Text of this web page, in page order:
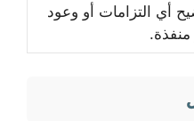
أي التزامات أو وعود
منفذة.